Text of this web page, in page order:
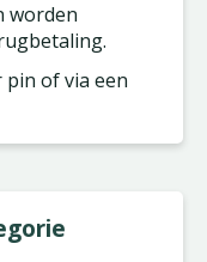
worden
of via een